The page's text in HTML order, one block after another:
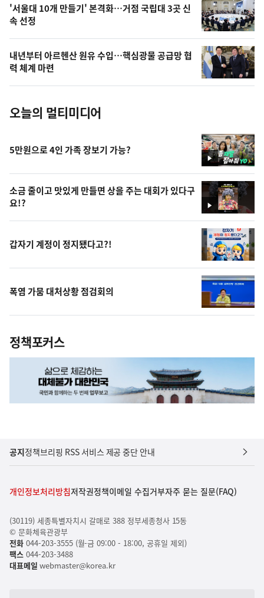
오
늘
의
사
진
'서울대 10개 만들기' 본격화…거점 국립대 3곳 신
속 선정
내년부터 아르헨산 원유 수입…핵심광물 공급망 협
력 체계 마련
오늘의 멀티미디어
영
상
5만원으로 4인 가족 장보기 가능?
영
상
소금 줄이고 맛있게 만들면 상을 주는 대회가 있다구
요!?
갑자기 계정이 정지됐다고?!
폭염 가뭄 대처상황 점검회의
정책포커스
공지정책브리핑 RSS 서비스 제공 중단 안내
개인정보처리방침저작권정책이메일 수집거부자주 묻는 질문(FAQ)
(30119) 세종특별자치시 갈매로 388 정부세종청사 15동
© 문화체육관광부
전화044-203-3555 (월-금 09:00 - 18:00, 공휴일 제외)
팩스044-203-3488
대표메일 webmaster@korea.kr